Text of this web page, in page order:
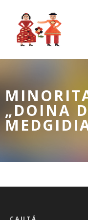
„DOINA